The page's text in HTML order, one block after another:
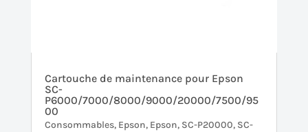
Cartouche de maintenance pour Epson
SC-
P6000/7000/8000/9000/20000/7500/95
00
Consommables, Epson, Epson, SC-P20000, SC-